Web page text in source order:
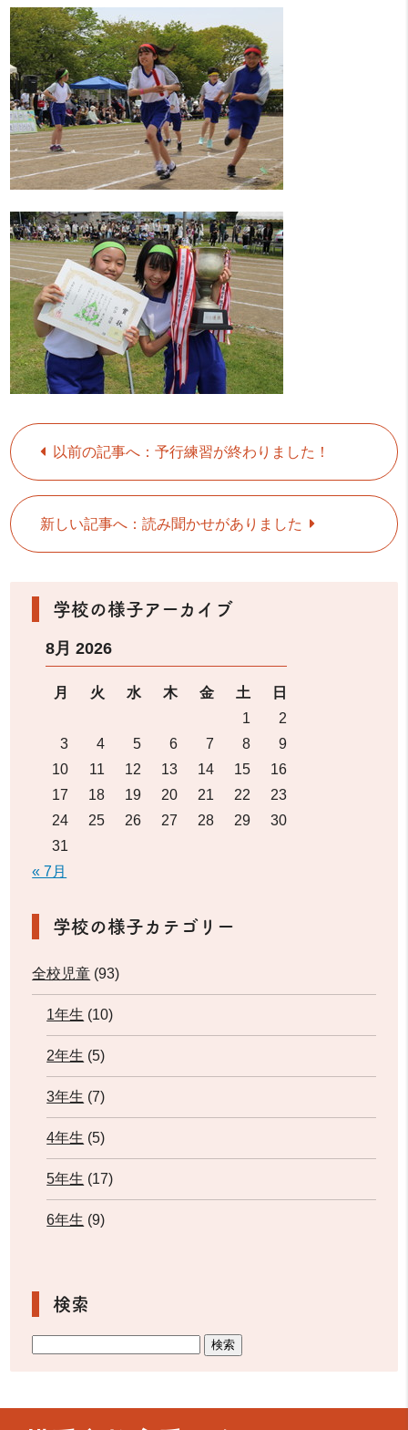
以前の記事へ：予行練習が終わりました！
新しい記事へ：読み聞かせがありました
学校の様子アーカイブ
8月 2026
月 火 水 木 金 土
日
1
2
3
4 5 6 7 8
9
10
11 12 13 14 15
16
17
18 19 20 21 22
23
24
25 26 27 28 29
30
31
« 7月
学校の様子カテゴリー
全校児童 (93)
1年生 (10)
2年生 (5)
3年生 (7)
4年生 (5)
5年生 (17)
6年生 (9)
検索